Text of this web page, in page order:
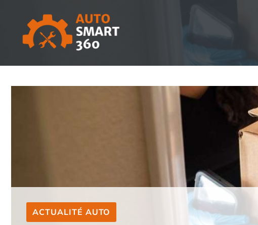
contenu
ACTUALITÉ AUTO